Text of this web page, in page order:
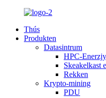
Thús
Produkten
Datasintrum
HPC-
Skeakelkast
Rekken
Krypto-mining
PDU